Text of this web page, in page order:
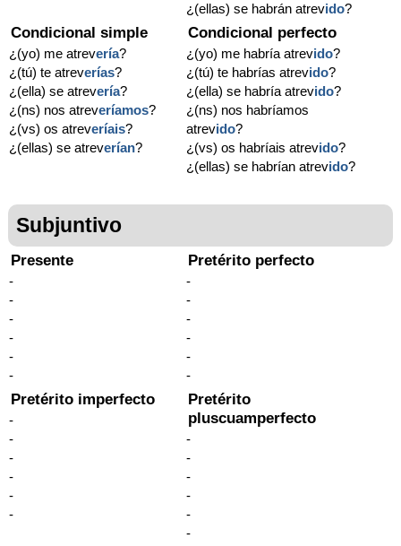
¿(ellas) se habrán atrevido?
Condicional simple
¿(yo) me atrevería?
¿(tú) te atreverías?
¿(ella) se atrevería?
¿(ns) nos atreveríamos?
¿(vs) os atreveríais?
¿(ellas) se atreverían?
Condicional perfecto
¿(yo) me habría atrevido?
¿(tú) te habrías atrevido?
¿(ella) se habría atrevido?
¿(ns) nos habríamos
atrevido?
¿(vs) os habríais atrevido?
¿(ellas) se habrían atrevido?
Subjuntivo
Presente
-
-
-
-
-
-
Pretérito perfecto
-
-
-
-
-
-
Pretérito imperfecto
-
-
-
-
-
-
Pretérito
pluscuamperfecto
-
-
-
-
-
-